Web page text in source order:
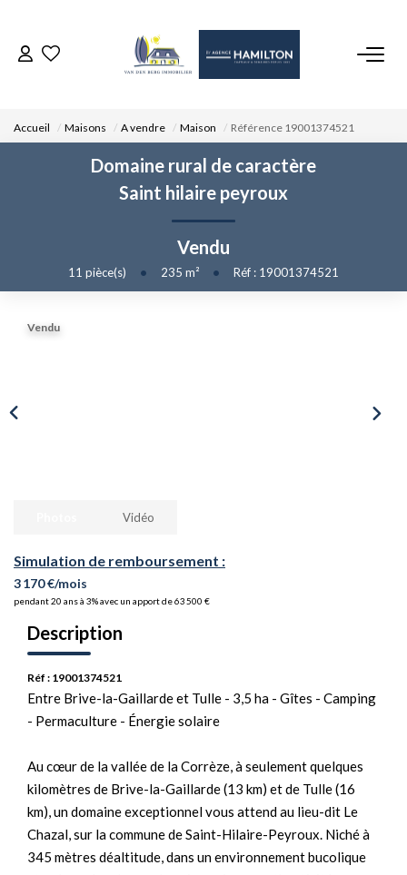
NOS BIENS
VENDRE UN BIEN
DÉPOSEZ VOTRE RECHERCHE
Accueil Maisons A vendre Maison Référence 19001374521
Domaine rural de caractère
Saint hilaire peyroux
Vendu
11 pièce(s) • 235 m² • Réf : 19001374521
Vendu
Simulation de remboursement :
3 170 €/mois
pendant 20 ans à 3% avec un apport de 63 500 €
Vidéo
Description
Réf : 19001374521
Entre Brive-la-Gaillarde et Tulle - 3,5 ha - Gîtes - Camping
- Permaculture - Énergie solaire
Au cœur de la vallée de la Corrèze, à seulement quelques
kilomètres de Brive-la-Gaillarde (13 km) et de Tulle (16
km), un domaine exceptionnel vous attend au lieu-dit Le
Chazal, sur la commune de Saint-Hilaire-Peyroux. Niché à
345 mètres déaltitude, dans un environnement bucolique